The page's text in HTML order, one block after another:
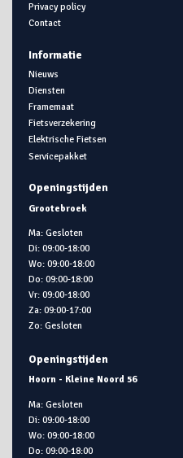
Privacy policy
Contact
Informatie
Nieuws
Diensten
Framemaat
Fietsverzekering
Elektrische Fietsen
Servicepakket
Openingstijden
Grootebroek
Ma: Gesloten
Di: 09:00-18:00
Wo: 09:00-18:00
Do: 09:00-18:00
Vr: 09:00-18:00
Za: 09:00-17:00
Zo: Gesloten
Openingstijden
Hoorn - Kleine Noord 56
Ma: Gesloten
Di: 09:00-18:00
Wo: 09:00-18:00
Do: 09:00-18:00